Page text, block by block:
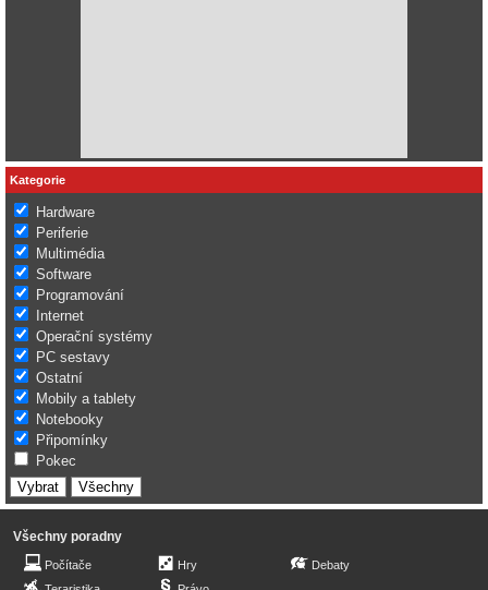
Kategorie
Hardware
Periferie
Multimédia
Software
Programování
Internet
Operační systémy
PC sestavy
Ostatní
Mobily a tablety
Notebooky
Připomínky
Pokec
Všechny poradny
Počítače
Hry
Debaty